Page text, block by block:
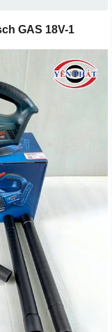
GAS 18V-1